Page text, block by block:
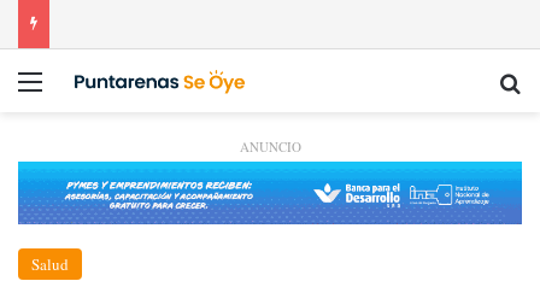
Menú
ANUNCIO
Salud